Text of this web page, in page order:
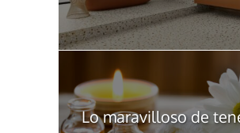
Lo maravilloso de